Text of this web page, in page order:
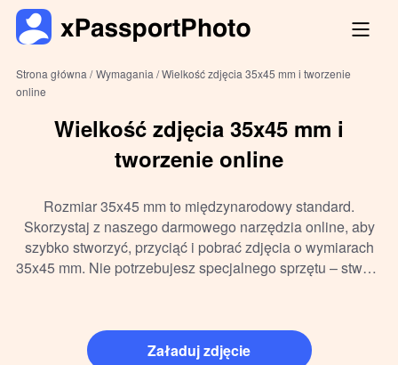
Strona główna / Wymagania /Wielkość zdjęcia 35x45 mm i tworzenie
online
Wielkość zdjęcia 35x45 mm i
tworzenie online
Rozmiar 35x45 mm to międzynarodowy standard.
Skorzystaj z naszego darmowego narzędzia online, aby
szybko stworzyć, przyciąć i pobrać zdjęcia o wymiarach
35x45 mm. Nie potrzebujesz specjalnego sprzętu – stwórz
Załaduj zdjęcie